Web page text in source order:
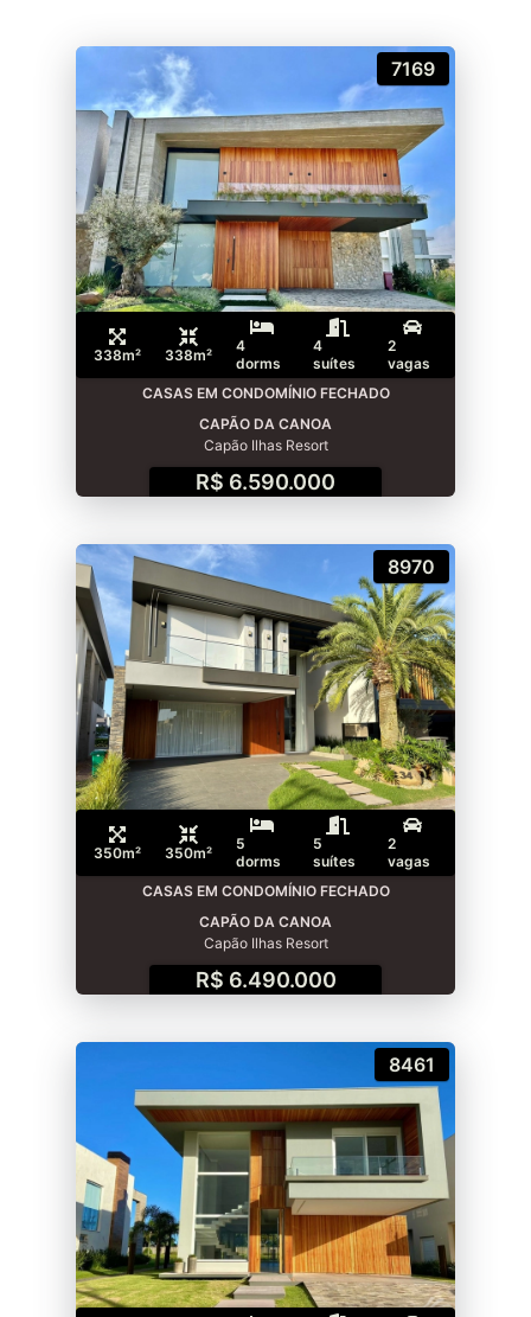
7169
338m² 338m²
4
dorms
4
suítes
2
vagas
CASAS EM CONDOMÍNIO FECHADO
CAPÃO DA CANOA
Capão Ilhas Resort
R$ 6.590.000
8970
350m² 350m²
5
dorms
5
suítes
2
vagas
CASAS EM CONDOMÍNIO FECHADO
CAPÃO DA CANOA
Capão Ilhas Resort
R$ 6.490.000
8461